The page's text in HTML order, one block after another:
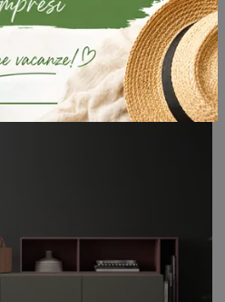
Mobili soggiorno in laccato opaco dell'azienda Orme: clicca e scopri il modello Boiserie Orizzontale tra le più belle soluzioni per il soggiorno.